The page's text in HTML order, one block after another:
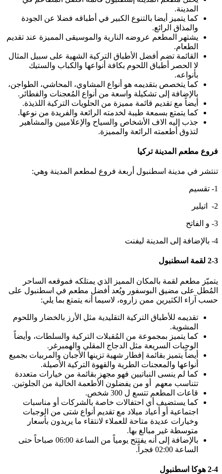
المدينة.
كما يتميز أيضا بالتنوع الكبير في أطباقه فضلا عن الجودة
والمذاق الرائع.
يشتهر المطعم عروضه النارية والموسيقى المميزة عند تقديم
الطعام.
القائمة تضم أفضل الأطباق التركية الشهية على سبيل المثال
لا الحصر أطباق اللحوم بكافة أنواعها والكباب والستيك
بأنواعه.
كما يتخصص بتقديمه هو أنواع المشاوي، المحاشي، الطواجن،
بالإضافة إلى تشكيلة واسعة من أنواع المُعجنات والفطائر.
أيضاً مع تقديم قائمة مميزة من الحلويات التركية اللذيذة.
كما يتمتع بسمعة طيبة لخدمته الرائعة والفريدة من نوعها.
جذب إليه الاف الأشخاص والسياح والإعلاميين والمشاهير
لتذوق أطعمته الرائعة والمميزة.
فروع مطعم المدينة تركيا
تنتشر في مدينة اسطنبول أربعة فروع لمطعم المدينة وهي:
1- تقسيم
2- اتيلير
3- و الفاتح
4- بالإضافة إلى المدينة ليفنت
2-3 لقمة اسطنبول
يتميّز مطعم لقمة بالمكان المميز الذي يمتلكه فموقعه الساحر
المُطل على مضيق البوسفور ويُعد أفضل مطعم في اسطنبول على
حسب آراء الكثيرين ممن زاروه، لاسيما أنه يتمتع بما يلي:
تقديمه للأطباق التركية التقليدية مثل الأرز بالخضار واللحوم
المشوية.
كما يتميز بمجموعة من المُقبلات التركية والسلطات، وأيضاً
الوجبات السريعة مثل الدجاج المقلي والهمبرغر.
أيضاً يتميز بقائمة إفطار شهية تزينها الأجبان والمربيات بجميع
أنواعها والمعجنات الطرية والقهوة التركية الأصيلة.
كما لم ينسى النباتيين فهو مجهز بقائمة من خيارات متعددة
تتناسب معهم أو من يفضلون الأطعمة الخالية من الجلوتين.
قاعات المطعم تتسع ل 300 شخص.
كما يستضيف أي احتفالات خاصة بالشركات أو مناسبات
اجتماعية أو أعياد ميلاد مع تقديم أنواع شتى من الوجبات
وخيارات عديدة متاحة للعملاء لانتقاء ما يريدون بأسعار
متوسطة غير مبالغ بها.
بالإضافة إلى أنه يفتتح يومياً من الساعة 06:00 صباحاً حتى
الساعة 02:00 فجراً.
2-4 هوكا اسطنبول